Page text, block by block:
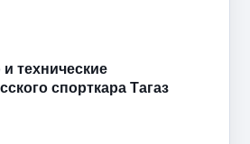
технические
спорткара Тагаз